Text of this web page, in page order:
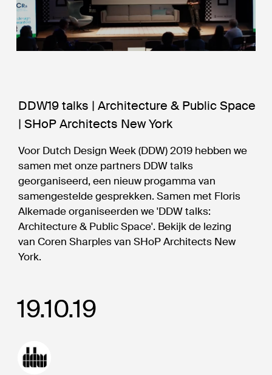
19.10.19
DDW19 talks | Architecture & Public Space
| SHoP Architects New York
Voor Dutch Design Week (DDW) 2019 hebben we
samen met onze partners DDW talks
georganiseerd, een nieuw progamma van
samengestelde gesprekken. Samen met Floris
Alkemade organiseerden we 'DDW talks:
Architecture & Public Space'. Bekijk de lezing
van Coren Sharples van SHoP Architects New
York.